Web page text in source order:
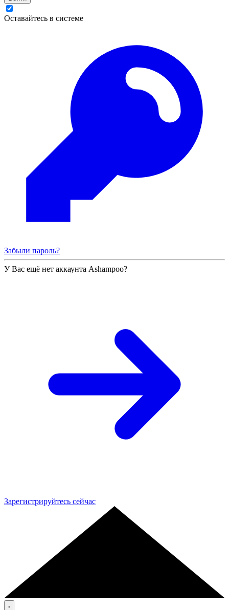
Оставайтесь в системе
Забыли пароль?
У Вас ещё нет аккаунта Ashampoo?
Зарегистрируйтесь сейчас